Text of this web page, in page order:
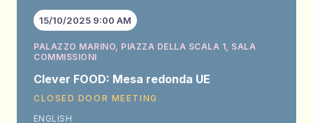
15/10/2025 9:00 AM
PALAZZO MARINO, PIAZZA DELLA SCALA 1, SALA
COMMISSIONI
Clever FOOD: Mesa redonda UE
CLOSED DOOR MEETING
ENGLISH